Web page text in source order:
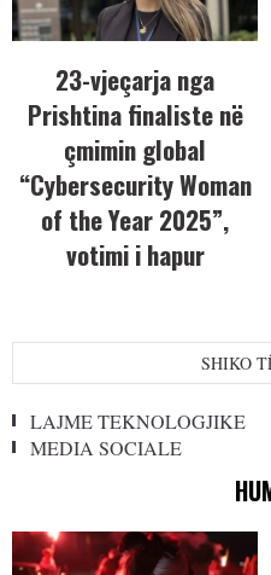
23-vjeçarja nga
Prishtina finaliste në
çmimin global
“Cybersecurity Woman
of the Year 2025”,
votimi i hapur
SHIKO
LAJME TEKNOLOGJIKE
MEDIA SOCIALE